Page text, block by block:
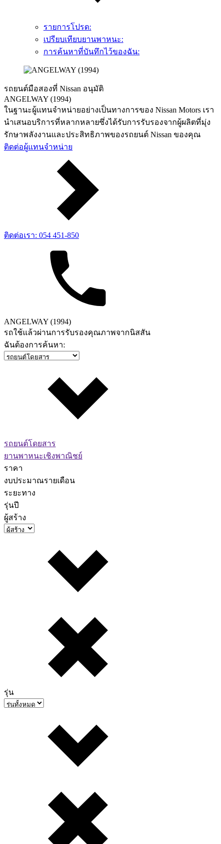
รายการโปรด:
เปรียบเทียบยานพาหนะ:
การค้นหาที่บันทึกไว้ของฉัน:
รถยนต์มือสองที่ Nissan อนุมัติ
ANGELWAY (1994)
ในฐานะผู้แทนจำหน่ายอย่างเป็นทางการของ Nissan Motors เรา
นำเสนอบริการที่หลากหลายซึ่งได้รับการรับรองจากผู้ผลิตที่มุ่ง
รักษาพลังงานและประสิทธิภาพของรถยนต์ Nissan ของคุณ
ติดต่อผู้แทนจำหน่าย
ติดต่อเรา: 054 451-850
ANGELWAY (1994)
รถใช้แล้วผ่านการรับรองคุณภาพจากนิสสัน
ฉันต้องการค้นหา:
รถยนต์โดยสาร
ยานพาหนะเชิงพาณิชย์
ราคา
งบประมาณรายเดือน
ระยะทาง
รุ่นปี
ผู้สร้าง
รุ่น